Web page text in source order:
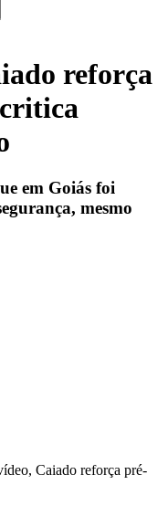
reforça
em Goiás foi
mesmo